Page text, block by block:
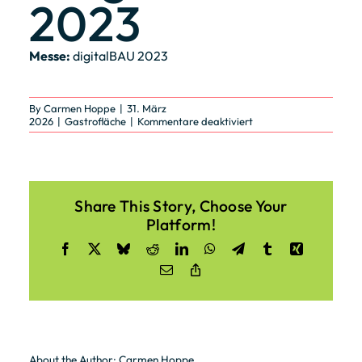
2023
Messe: digitalBAU 2023
ByCarmen Hoppe | 31. März
2026 | Gastrofläche | Kommentare deaktiviertfür
Gastrofläche
Share This Story, Choose Your
Platform!
Facebook BlueskyRedditLinkedInWhatsApp
TelegramTumblrXing
Email